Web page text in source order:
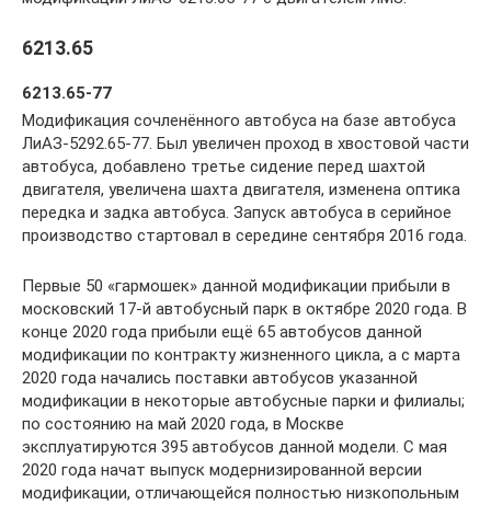
6213.65
6213.65-77
Модификация сочленённого автобуса на базе автобуса
ЛиАЗ-5292.65-77. Был увеличен проход в хвостовой части
автобуса, добавлено третье сидение перед шахтой
двигателя, увеличена шахта двигателя, изменена оптика
передка и задка автобуса. Запуск автобуса в серийное
производство стартовал в середине сентября 2016 года.
Первые 50 «гармошек» данной модификации прибыли в
московский 17-й автобусный парк в октябре 2020 года. В
конце 2020 года прибыли ещё 65 автобусов данной
модификации по контракту жизненного цикла, а с марта
2020 года начались поставки автобусов указанной
модификации в некоторые автобусные парки и филиалы;
по состоянию на май 2020 года, в Москве
эксплуатируются 395 автобусов данной модели. С мая
2020 года начат выпуск модернизированной версии
модификации, отличающейся полностью низкопольным